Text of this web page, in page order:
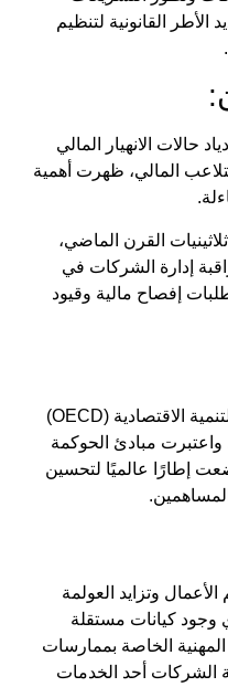
الأطر القانونية لتنظيم
حالات الانهيار المالي
المالي، ظهرت أهمية
القرن الماضي،
إدارة الشركات في
إفصاح مالية وقيود
أُصدرت مبادئ منظمة التعاون والتنمية الاقتصادية (OECD)
مبادئ الحوكمة
إطارًا عالميًا لتحسين
وتزايد العولمة
وجود كيانات مستقلة
الخاصة بممارسات
أحد الخدمات